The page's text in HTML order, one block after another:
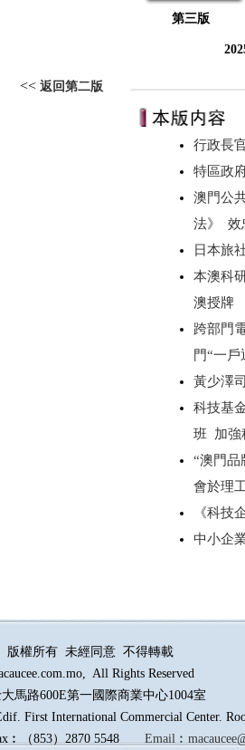
<< 返回第二版
第三版
行政長
特區政
澳門公
法》 效
日本旅
本澳科
澳授牌
跨部門
門“一
黃少澤
科技基
班 加強
“澳門品
會於理
《科技
中小企
版權所有 未經同意 不得轉載
All Rights Reserved
馬路600E第一國際商業中心1004室
First International Commercial Center.
（853）2870 5548 Email︰